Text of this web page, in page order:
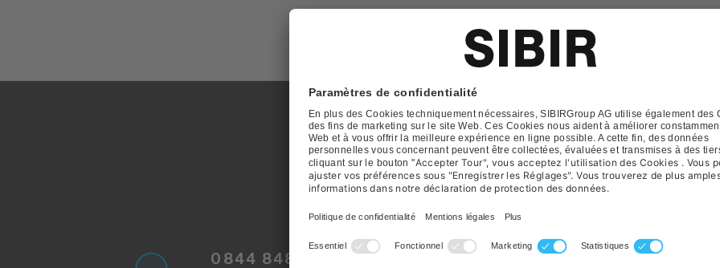
0844 848 848
Registration pour